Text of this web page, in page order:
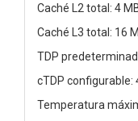
Caché L2 total: 4
Caché L3 total: 16
TDP
cTDP configurable:
Temperatura